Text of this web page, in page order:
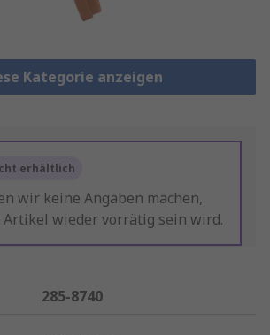
Kategorie anzeigen
erhältlich
wir keine Angaben machen,
wieder vorrätig sein wird.
285-8740